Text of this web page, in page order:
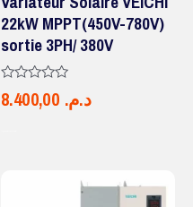
22kW MPPT(450V-780V)
sortie 3PH/ 380V
Note
0
د.م.